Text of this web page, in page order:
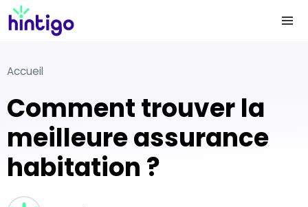
Accueil
Comment trouver la
meilleure assurance
habitation ?